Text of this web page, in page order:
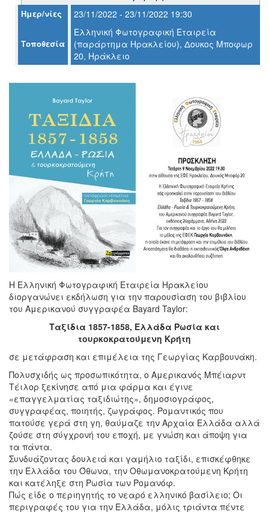
ΠΟΛΙΤΙΣΜΟΣ
ΑΝΘΕΚΤΙΚΗ
Ημερ/νίες 23/11/2022 - 23/11/2022 19:30
Τοποθεσία
Ελληνική Φωτογραφική Εταιρεία
(παράρτημα Ηρακλείου), Δουκος Μποφωρ
20, Ηράκλειο
Η Ελληνική Φωτογραφική Εταιρεία Ηρακλείου
διοργανώνει εκδήλωση για την παρουσίαση του βιβλίου
του Αμερικανού συγγραφέα Bayard Taylor:
Ταξίδια 1857-1858, Ελλάδα Ρωσία και
τουρκοκρατούμενη Κρήτη
σε μετάφραση και επιμέλεια της Γεωργίας Καρβουνάκη.
Πολυσχιδής ως προσωπικότητα, ο Αμερικανός Μπέιαρντ
Τέιλορ ξεκίνησε από μια φάρμα και έγινε
«επαγγελματίας ταξιδιώτης», δημοσιογράφος,
συγγραφέας, ποιητής, ζωγράφος. Ρομαντικός που
πατούσε γερά στη γη, θαύμαζε την Αρχαία Ελλάδα αλλά
ζούσε στη σύγχρονή του εποχή, με γνώση και άποψη για
τα πάντα.
Συνδυάζοντας δουλειά και γαμήλιο ταξίδι, επισκέφθηκε
την Ελλάδα του Όθωνα, την Οθωμανοκρατούμενη Κρήτη
και κατέληξε στη Ρωσία των Ρομανόφ.
Πώς είδε ο περιηγητής το νεαρό ελληνικό βασίλειο; Οι
περιγραφές του για την Ελλάδα, μόλις τριάντα πέντε